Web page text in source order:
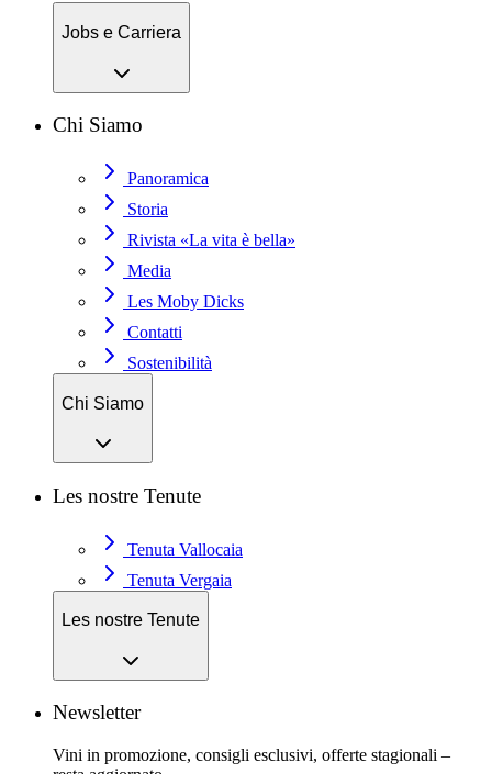
Jobs e Carriera
Chi Siamo
Panoramica
Storia
Rivista «La vita è bella»
Media
Les Moby Dicks
Contatti
Sostenibilità
Chi Siamo
Les nostre Tenute
Tenuta Vallocaia
Tenuta Vergaia
Les nostre Tenute
Newsletter
Vini in promozione, consigli esclusivi, offerte stagionali –